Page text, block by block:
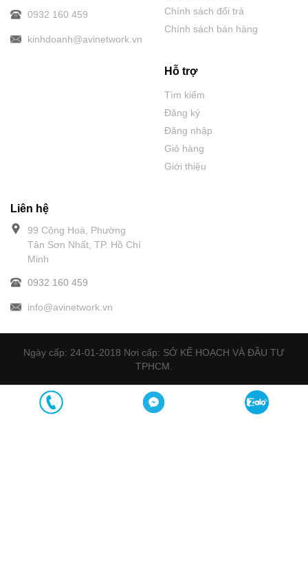
0932 160 459
kinhdoanh@avinetwork.vn
Chính sách đổi trả
Chính sách bán hàng
Hỗ trợ
Tìm kiếm
Đăng ký
Đăng nhập
Giỏ hàng
Giới thiệu
Liên hệ
99 Cộng Hoà, Phường
Tân Sơn Nhất, TP. Hồ Chí
Minh
0932 160 459
info@avinetwork.vn
Ngày cấp: 24-01-2018 Nơi cấp: SỞ KẾ HOẠCH VÀ ĐẦU TƯ
TPHCM.